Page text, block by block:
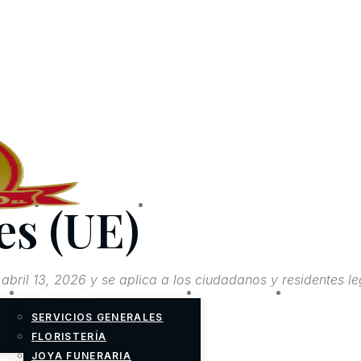
PREGUNTAS
FRECUENTES
SERVICIOS GENERALES
FLORISTERÍA
JOYA FUNERARIA
(UE)
13, 2026 y se aplica a los ciudadanos y residentes